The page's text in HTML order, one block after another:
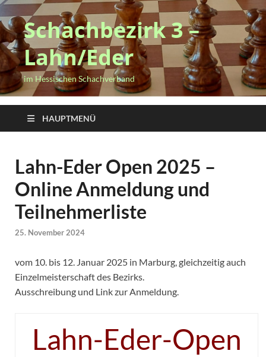
Schachbezirk 3 –
Lahn/Eder
im Hessischen Schachverband
HAUPTMENÜ
Lahn-Eder Open 2025 –
Online Anmeldung und
Teilnehmerliste
25. November 2024
vom 10. bis 12. Januar 2025 in Marburg, gleichzeitig auch
Einzelmeisterschaft des Bezirks.
Ausschreibung und Link zur Anmeldung.
Lahn-Eder-Open